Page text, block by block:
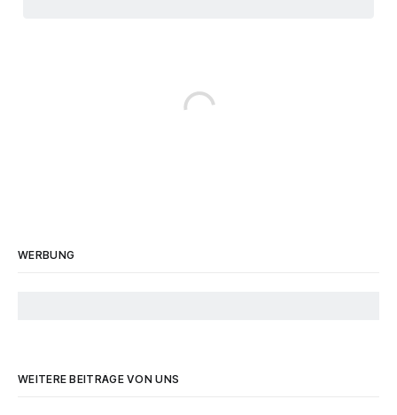
WERBUNG
WEITERE BEITRÄGE VON UNS